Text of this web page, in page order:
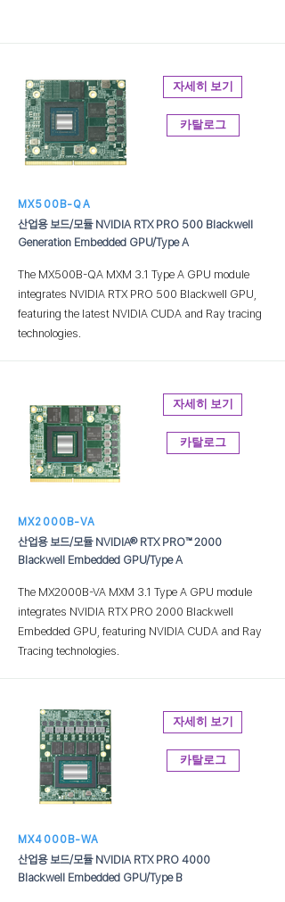
자세히 보기
카탈로그
MX500B-QA
산업용 보드/모듈 NVIDIA RTX PRO 500 Blackwell
Generation Embedded GPU/Type A
The MX500B-QA MXM 3.1 Type A GPU module
integrates NVIDIA RTX PRO 500 Blackwell GPU,
featuring the latest NVIDIA CUDA and Ray tracing
technologies.
자세히 보기
카탈로그
MX2000B-VA
산업용 보드/모듈 NVIDIA® RTX PRO™ 2000
Blackwell Embedded GPU/Type A
The MX2000B-VA MXM 3.1 Type A GPU module
integrates NVIDIA RTX PRO 2000 Blackwell
Embedded GPU, featuring NVIDIA CUDA and Ray
Tracing technologies.
자세히 보기
카탈로그
MX4000B-WA
산업용 보드/모듈 NVIDIA RTX PRO 4000
Blackwell Embedded GPU/Type B